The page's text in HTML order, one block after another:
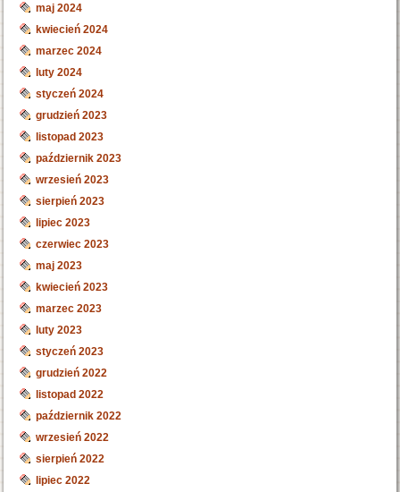
maj 2024
kwiecień 2024
marzec 2024
luty 2024
styczeń 2024
grudzień 2023
listopad 2023
październik 2023
wrzesień 2023
sierpień 2023
lipiec 2023
czerwiec 2023
maj 2023
kwiecień 2023
marzec 2023
luty 2023
styczeń 2023
grudzień 2022
listopad 2022
październik 2022
wrzesień 2022
sierpień 2022
lipiec 2022